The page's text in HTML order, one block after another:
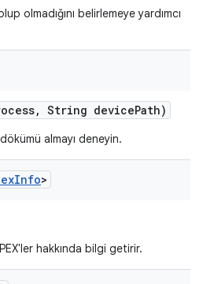
olmadığını belirlemeye yardımcı
, String devicePath)
almayı deneyin.
Info>
hakkında bilgi getirir.